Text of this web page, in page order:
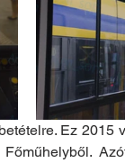
Ez 2015